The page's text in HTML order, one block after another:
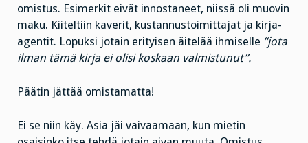
omistus. Esimerkit eivät innostaneet, niissä oli muovin
maku. Kiiteltiin kaverit, kustannustoimittajat ja kirja-
agentit. Lopuksi jotain erityisen äitelää ihmiselle ”jota
ilman tämä kirja ei olisi koskaan valmistunut”.
Päätin jättää omistamatta!
Ei se niin käy. Asia jäi vaivaamaan, kun mietin